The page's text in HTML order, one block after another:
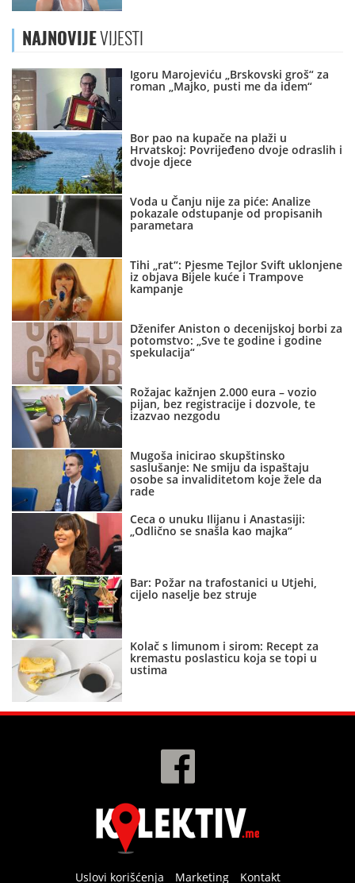
NAJNOVIJEVIJESTI
Igoru Marojeviću „Brskovski groš“ za
roman „Majko, pusti me da idem“
Bor pao na kupače na plaži u
Hrvatskoj: Povrijeđeno dvoje odraslih i
dvoje djece
Voda u Čanju nije za piće: Analize
pokazale odstupanje od propisanih
parametara
Tihi „rat“: Pjesme Tejlor Svift uklonjene
iz objava Bijele kuće i Trampove
kampanje
Dženifer Aniston o decenijskoj borbi za
potomstvo: „Sve te godine i godine
spekulacija“
Rožajac kažnjen 2.000 eura – vozio
pijan, bez registracije i dozvole, te
izazvao nezgodu
Mugoša inicirao skupštinsko
saslušanje: Ne smiju da ispaštaju
osobe sa invaliditetom koje žele da
rade
Ceca o unuku Ilijanu i Anastasiji:
„Odlično se snašla kao majka“
Bar: Požar na trafostanici u Utjehi,
cijelo naselje bez struje
Kolač s limunom i sirom: Recept za
kremastu poslasticu koja se topi u
ustima
Uslovi korišćenja Marketing Kontakt